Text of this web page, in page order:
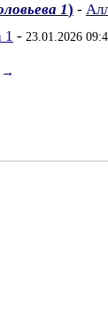
1) -
1 - 23.01.2026
→